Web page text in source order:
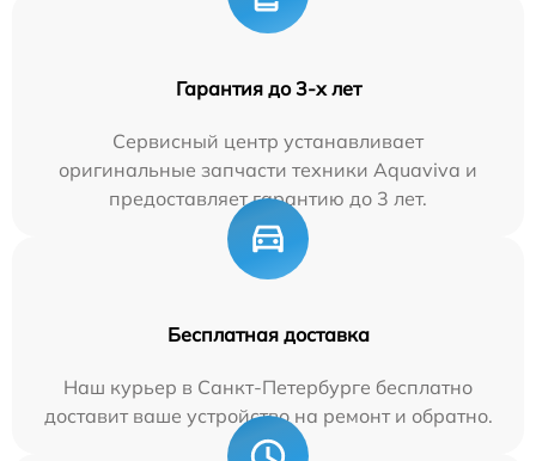
Гарантия до 3-х лет
Сервисный центр устанавливает
оригинальные запчасти техники Aquaviva и
предоставляет гарантию до 3 лет.
Бесплатная доставка
Наш курьер в Санкт-Петербурге бесплатно
доставит ваше устройство на ремонт и обратно.